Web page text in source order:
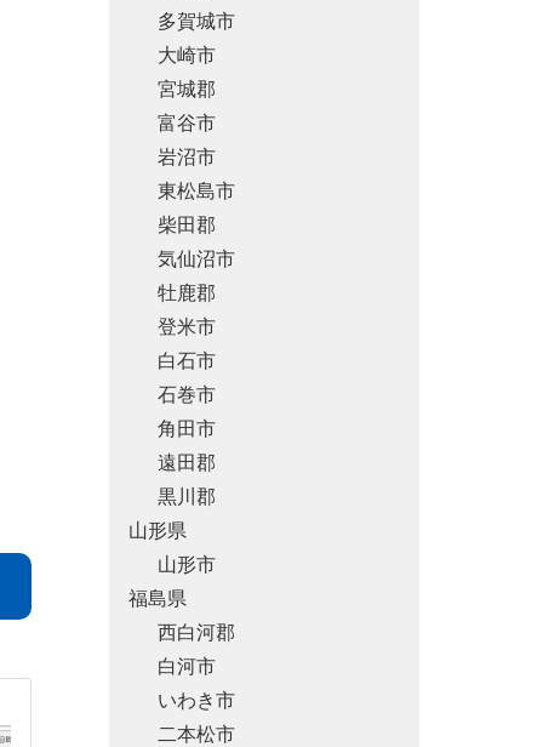
多賀城市
大崎市
宮城郡
富谷市
岩沼市
東松島市
柴田郡
気仙沼市
牡鹿郡
登米市
白石市
石巻市
角田市
遠田郡
黒川郡
山形県
山形市
福島県
西白河郡
白河市
いわき市
二本松市